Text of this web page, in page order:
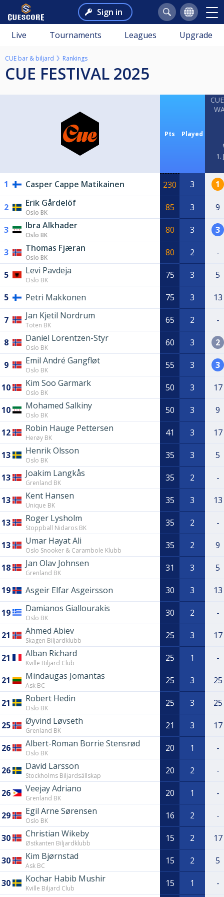
Sign in
Live Tournaments Leagues Upgrade
CUE bar & biljard Rankings
CUE FESTIVAL 2025
Pts Played
1.
1 Casper Cappe Matikainen 230 3 1
2 Erik Gårdelöf
Oslo BK 85 3 9
3 Ibra Alkhader
Oslo BK 80 3 3
3 Thomas Fjæran
Oslo BK 80 2 -
5 Levi Pavdeja
Oslo BK 75 3 5
5 Petri Makkonen 75 3 13
7 Jan Kjetil Nordrum
Toten BK 65 2 -
8 Daniel Lorentzen-Styr
Oslo BK 60 3 2
9 Emil André Gangfløt
Oslo BK 55 3 3
10 Kim Soo Garmark
Oslo BK 50 3 17
10 Mohamed Salkiny
Oslo BK 50 3 9
12 Robin Hauge Pettersen
Herøy BK 41 3 17
13 Henrik Olsson
Oslo BK 35 3 5
13 Joakim Langkås
Grenland BK 35 2 -
13 Kent Hansen
Unique BK 35 3 13
13 Roger Lysholm
Stoppball Nidaros BK 35 2 -
13 Umar Hayat Ali
Oslo Snooker & Carambole Klubb 35 2 9
18 Jan Olav Johnsen
Grenland BK 31 3 5
19 Asgeir Elfar Asgeirsson 30 3 13
19 Damianos Giallourakis
Oslo BK 30 2 -
21 Ahmed Abiev
Skagen Biljardklubb 25 3 17
21 Alban Richard
Kville Biljard Club 25 1 -
21 Mindaugas Jomantas
Ask BC 25 3 25
21 Robert Hedin
Oslo BK 25 3 25
25 Øyvind Løvseth
Grenland BK 21 3 17
26 Albert-Roman Borrie Stensrød
Oslo BK 20 1 -
26 David Larsson
Stockholms Biljardsällskap 20 2 -
26 Veejay Adriano
Grenland BK 20 1 -
29 Egil Arne Sørensen
Oslo BK 16 2 -
30 Christian Wikeby
Østkanten Biljardklubb 15 2 17
30 Kim Bjørnstad
Ask BC 15 2 5
30 Kochar Habib Mushir
Kville Biljard Club 15 1
-